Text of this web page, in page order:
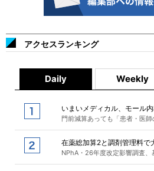
アクセスランキング
Daily Weekly
いまいメディカル、モール
門前減算あっても「患者・医師
在薬総加算2と調剤管理料で
NPhA・26年度改定影響調査、